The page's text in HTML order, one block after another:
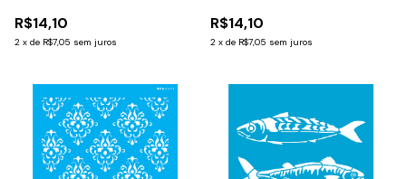
R$14,10
2 x de R$7,05 sem juros
R$14,10
2 x de R$7,05 sem juros